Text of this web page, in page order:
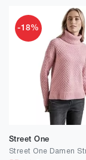
-18%
Street One